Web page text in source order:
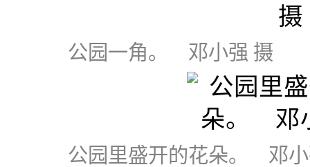
公园一角。 邓小强 摄
公园里盛开的花朵。 邓